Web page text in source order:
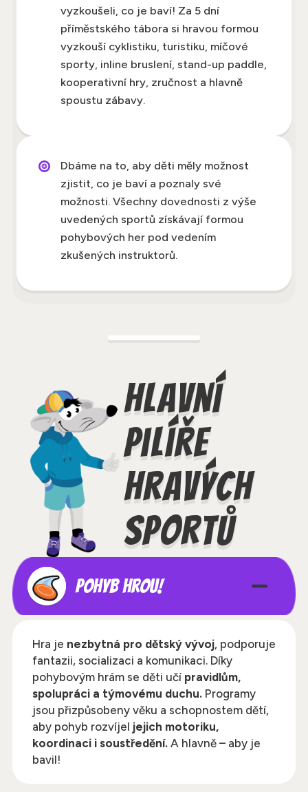
vyzkoušeli, co je baví! Za 5 dní
příměstského tábora si hravou formou
vyzkouší cyklistiku, turistiku, míčové
sporty, inline bruslení, stand-up paddle,
kooperativní hry, zručnost a hlavně
spoustu zábavy.
Dbáme na to, aby děti měly možnost
zjistit, co je baví a poznaly své
možnosti. Všechny dovednosti z výše
uvedených sportů získávají formou
pohybových her pod vedením
zkušených instruktorů.
Hlavní
pilíře
hravých
sportů
Pohyb hrou!
Hra je nezbytná pro dětský vývoj, podporuje
fantazii, socializaci a komunikaci. Díky
pohybovým hrám se děti učí pravidlům,
spolupráci a týmovému duchu.Programy
jsou přizpůsobeny věku a schopnostem dětí,
aby pohyb rozvíjel jejich motoriku,
koordinaci i soustředění.A hlavně – aby je
bavil!